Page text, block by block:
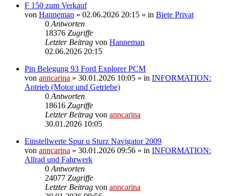
F 150 zum Verkauf
von Hanneman » 02.06.2026 20:15 » in Biete Privat
0 Antworten
18376 Zugriffe
Letzter Beitrag von Hanneman
02.06.2026 20:15
Pin Belegung 93 Ford Explorer PCM
von anncarina » 30.01.2026 10:05 » in INFORMATION:
Antrieb (Motor und Getriebe)
0 Antworten
18616 Zugriffe
Letzter Beitrag von anncarina
30.01.2026 10:05
Einstellwerte Spur u Sturz Navigator 2009
von anncarina » 30.01.2026 09:56 » in INFORMATION:
Allrad und Fahrwerk
0 Antworten
24077 Zugriffe
Letzter Beitrag von anncarina